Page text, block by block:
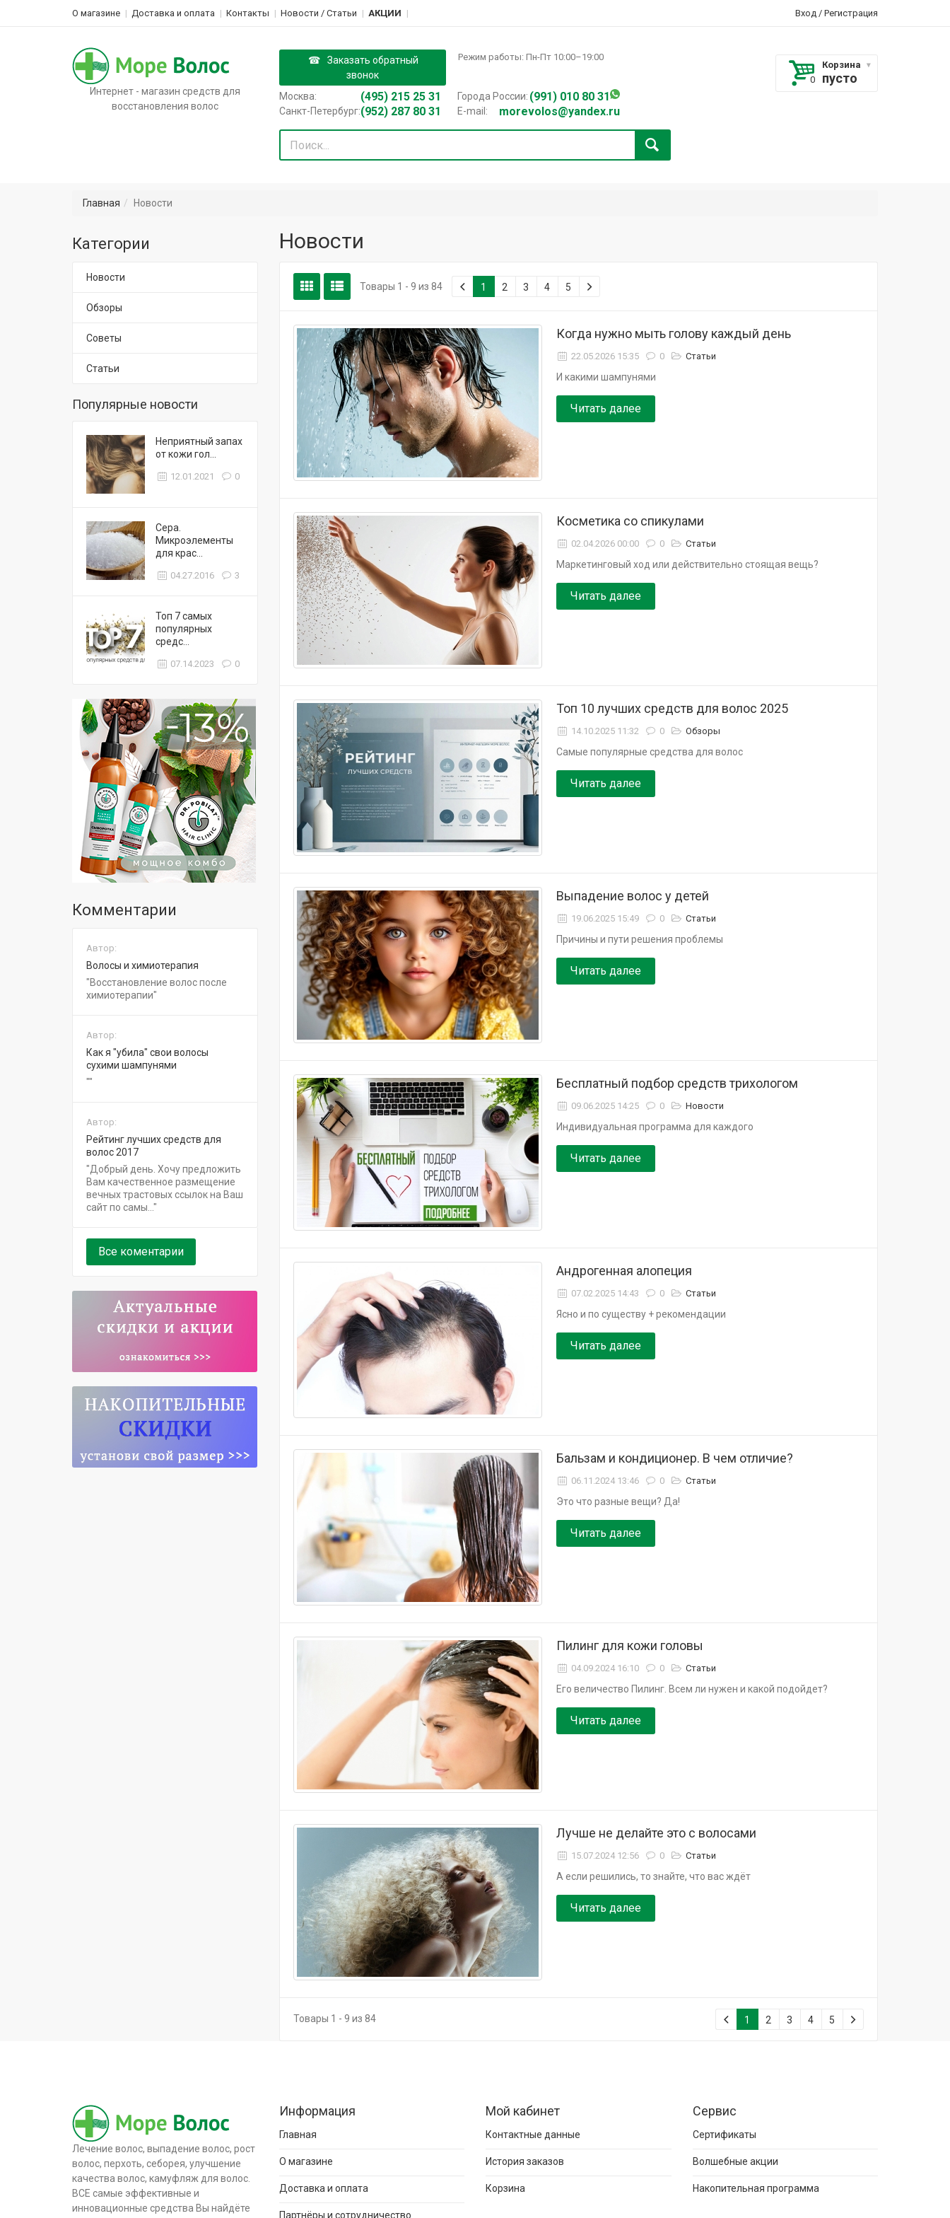
О магазине Доставка и оплата Контакты Новости / Cтатьи АКЦИИ Вход / Регистрация
Интернет - магазин средств для
восстановления волос
Заказать обратный
звонок
Режим работы: Пн-Пт 10:00–19:00
Москва: (495) 215 25 31
Санкт-Петербург:(952) 287 80 31
Города России: (991) 010 80 31
E-mail: morevolos@yandex.ru
Корзина
пусто
Главная Новости
Категории
Новости
Обзоры
Советы
Статьи
Популярные новости
Неприятный запах
от кожи гол...
12.01.2021 0
Сера.
Микроэлементы
для крас...
04.27.2016 3
Топ 7 самых
популярных
средс...
07.14.2023 0
Комментарии
Автор:
Волосы и химиотерапия
Восстановление волос после
химиотерапии
Автор:
Как я "убила" свои волосы
сухими шампунями
Автор:
Рейтинг лучших средств для
волос 2017
Добрый день. Хочу предложить
Вам качественное размещение
вечных трастовых ссылок на Ваш
сайт по самы...
Все коментарии
Новости
Товары 1 - 9 из 84 1 2 3 4 5
Когда нужно мыть голову каждый день
22.05.2026 15:35 0 Статьи
И какими шампунями
Читать далее
Косметика со спикулами
02.04.2026 00:00 0 Статьи
Маркетинговый ход или действительно стоящая вещь?
Читать далее
Топ 10 лучших средств для волос 2025
14.10.2025 11:32 0 Обзоры
Самые популярные средства для волос
Читать далее
Выпадение волос у детей
19.06.2025 15:49 0 Статьи
Причины и пути решения проблемы
Читать далее
Бесплатный подбор средств трихологом
09.06.2025 14:25 0 Новости
Индивидуальная программа для каждого
Читать далее
Андрогенная алопеция
07.02.2025 14:43 0 Статьи
Ясно и по существу + рекомендации
Читать далее
Бальзам и кондиционер. В чем отличие?
06.11.2024 13:46 0 Статьи
Это что разные вещи? Да!
Читать далее
Пилинг для кожи головы
04.09.2024 16:10 0 Статьи
Его величество Пилинг. Всем ли нужен и какой подойдет?
Читать далее
Лучше не делайте это с волосами
15.07.2024 12:56 0 Статьи
А если решились, то знайте, что вас ждёт
Читать далее
Товары 1 - 9 из 84 1 2 3 4 5
Лечение волос, выпадение волос, рост
волос, перхоть, себорея, улучшение
качества волос, камуфляж для волос.
ВСЕ самые эффективные и
инновационные средства Вы найдёте
Информация
Главная
О магазине
Доставка и оплата
Партнёры и сотрудничество
Мой кабинет
Контактные данные
История заказов
Корзина
Сервис
Сертификаты
Волшебные акции
Накопительная программа